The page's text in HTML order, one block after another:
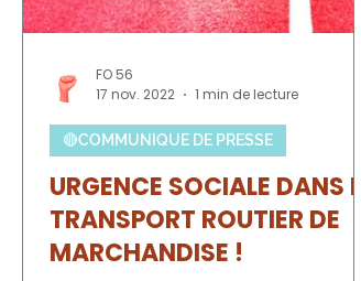
URGENCE SOCIALE DANS LE
TRANSPORT ROUTIER DE
MARCHANDISE !
🔴COMMUNIQUE DE PRESSE
FO 56
17 nov. 2022
1 min de lecture